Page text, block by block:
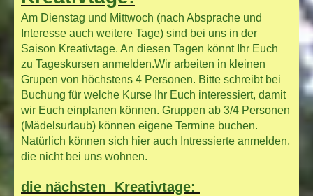
Am Dienstag und Mittwoch (nach Absprache und
Interesse auch weitere Tage) sind bei uns in der
Saison Kreativtage. An diesen Tagen könnt Ihr Euch
zu Tageskursen anmelden.Wir arbeiten in kleinen
Grupen von höchstens 4 Personen. Bitte schreibt bei
Buchung für welche Kurse Ihr Euch interessiert, damit
wir Euch einplanen können. Gruppen ab 3/4 Personen
(Mädelsurlaub) können eigene Termine buchen.
Natürlich können sich hier auch Intressierte anmelden,
die nicht bei uns wohnen.
die nächsten Kreativtage: